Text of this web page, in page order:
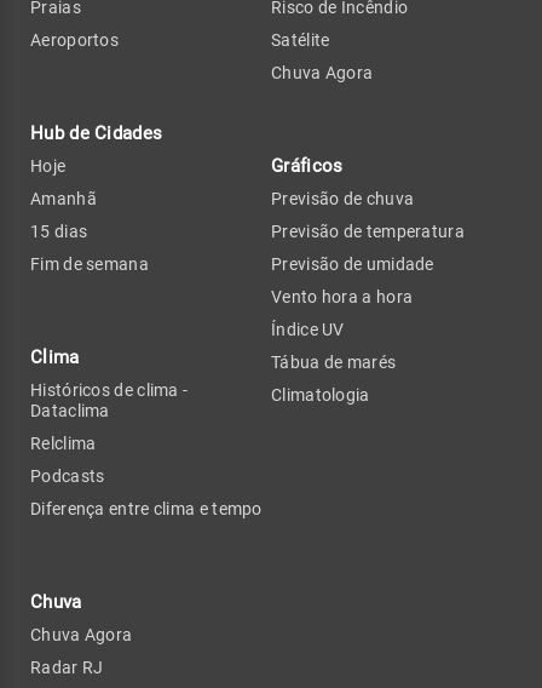
Praias
Aeroportos
Hub de Cidades
Hoje
Amanhã
15 dias
Fim de semana
Clima
Históricos de clima -
Dataclima
Relclima
Podcasts
Diferença entre clima e tempo
Chuva
Chuva Agora
Radar RJ
Risco de Incêndio
Satélite
Chuva Agora
Gráficos
Previsão de chuva
Previsão de temperatura
Previsão de umidade
Vento hora a hora
Índice UV
Tábua de marés
Climatologia